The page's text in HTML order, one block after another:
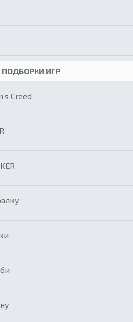
ПОДБОРКИ ИГР
Creed